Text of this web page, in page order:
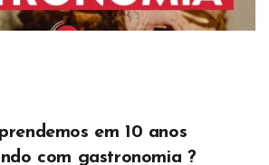
em 10 anos
com gastronomia ?